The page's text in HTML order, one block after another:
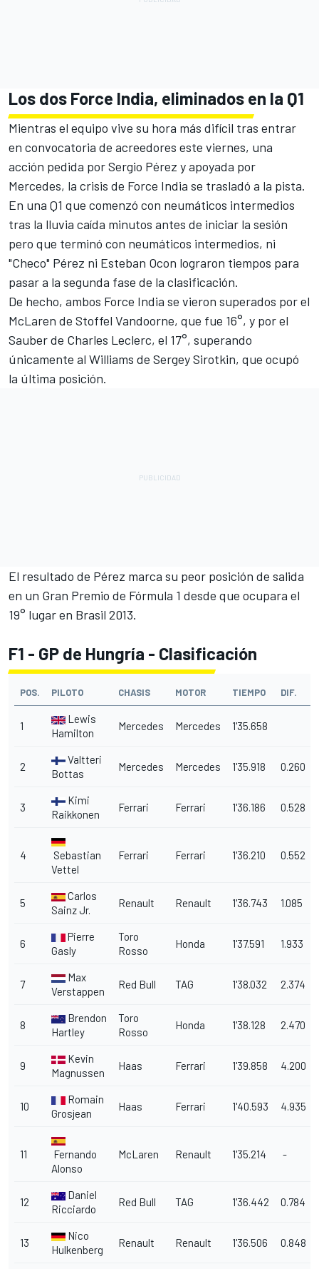
Los dos Force India, eliminados en la Q1
Mientras el equipo vive su hora más difícil tras entrar
en convocatoria de acreedores este viernes, una
acción pedida por Sergio Pérez y apoyada por
Mercedes, la crisis de Force India se trasladó a la pista.
En una Q1 que comenzó con neumáticos intermedios
tras la lluvia caída minutos antes de iniciar la sesión
pero que terminó con neumáticos intermedios, ni
"Checo" Pérez ni Esteban Ocon lograron tiempos para
pasar a la segunda fase de la clasificación.
De hecho, ambos Force India se vieron superados por el
McLaren de Stoffel Vandoorne, que fue 16°, y por el
Sauber de Charles Leclerc, el 17°, superando
únicamente al Williams de Sergey Sirotkin, que ocupó
la última posición.
El resultado de Pérez marca su peor posición de salida
en un Gran Premio de Fórmula 1 desde que ocupara el
19° lugar en Brasil 2013.
F1 - GP de Hungría - Clasificación
POS. PILOTO CHASIS MOTOR TIEMPO DIF.
1
Lewis
Hamilton
Mercedes Mercedes 1'35.658
2
Valtteri
Bottas
Mercedes Mercedes 1'35.918 0.260
3
Kimi
Raikkonen
Ferrari Ferrari 1'36.186 0.528
4
Sebastian
Vettel
Ferrari Ferrari 1'36.210 0.552
5
Carlos
Sainz Jr.
Renault Renault 1'36.743 1.085
6
Pierre
Gasly
Toro
Rosso
Honda 1'37.591 1.933
7
Max
Verstappen
Red Bull TAG 1'38.032 2.374
8
Brendon
Hartley
Toro
Rosso
Honda 1'38.128 2.470
9
Kevin
Magnussen
Haas Ferrari 1'39.858 4.200
10
Romain
Grosjean
Haas Ferrari 1'40.593 4.935
11
Fernando
Alonso
McLaren Renault 1'35.214 -
12
Daniel
Ricciardo
Red Bull TAG 1'36.442 0.784
13
Nico
Hulkenberg
Renault Renault 1'36.506 0.848